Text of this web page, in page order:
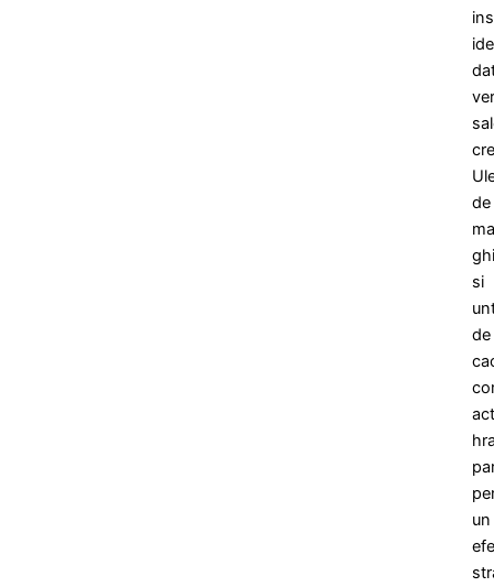
de
si
de
un